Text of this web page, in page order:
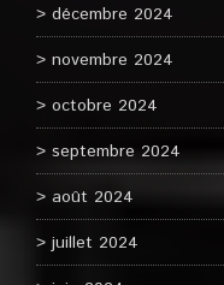
décembre 2024
novembre 2024
octobre 2024
septembre 2024
août 2024
juillet 2024